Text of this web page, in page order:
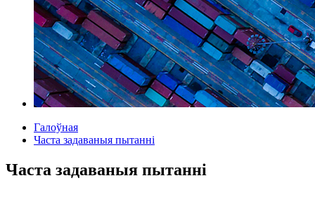
Галоўная
Часта задаваныя пытанні
Часта задаваныя пытанні